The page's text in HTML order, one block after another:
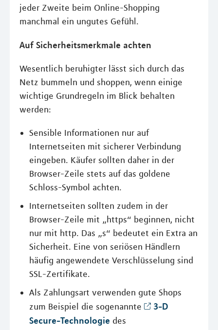
jeder Zweite beim Online-Shopping
manchmal ein ungutes Gefühl.
Auf Sicherheitsmerkmale achten
Wesentlich beruhigter lässt sich durch das
Netz bummeln und shoppen, wenn einige
wichtige Grundregeln im Blick behalten
werden:
Sensible Informationen nur auf
Internetseiten mit sicherer Verbindung
eingeben. Käufer sollten daher in der
Browser-Zeile stets auf das goldene
Schloss-Symbol achten.
Internetseiten sollten zudem in der
Browser-Zeile mit „https“ beginnen, nicht
nur mit http. Das „s“ bedeutet ein Extra an
Sicherheit. Eine von seriösen Händlern
häufig angewendete Verschlüsselung sind
SSL-Zertifikate.
Als Zahlungsart verwenden gute Shops
zum Beispiel die sogenannte
3-D
Secure-Technologie des